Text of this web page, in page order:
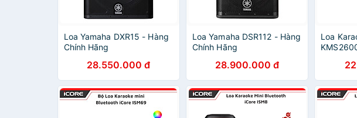
Loa Yamaha DXR15 - Hàng
Chính Hãng
28.550.000 đ
Loa Yamaha DSR112 - Hàng
Chính Hãng
28.900.000 đ
Loa